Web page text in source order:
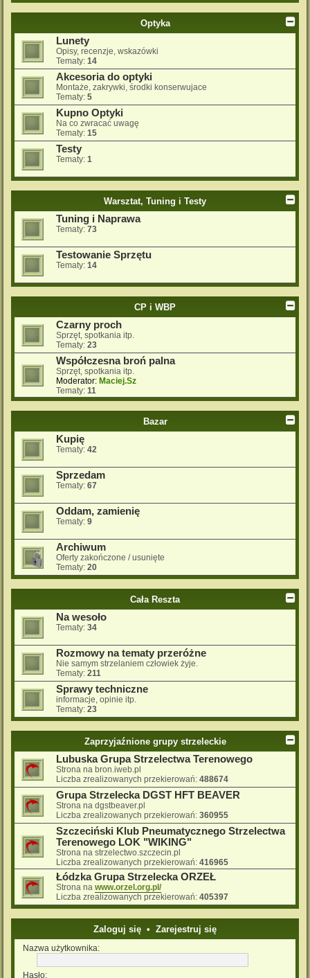
Optyka
Lunety
Opisy, recenzje, wskazówki
Tematy: 14
Akcesoria do optyki
Montaże, zakrywki, środki konserwujace
Tematy: 5
Kupno Optyki
Na co zwracać uwagę
Tematy: 15
Testy
Tematy: 1
Warsztat, Tuning i Testy
Tuning i Naprawa
Tematy: 73
Testowanie Sprzętu
Tematy: 14
CP i WBP
Czarny proch
Sprzęt, spotkania itp.
Tematy: 23
Współczesna broń palna
Sprzęt, spotkania itp.
Moderator: Maciej.Sz
Tematy: 11
Bazar
Kupię
Tematy: 42
Sprzedam
Tematy: 67
Oddam, zamienię
Tematy: 9
Archiwum
Oferty zakończone / usunięte
Tematy: 20
Cała Reszta
Na wesoło
Tematy: 34
Rozmowy na tematy przeróżne
Nie samym strzelaniem człowiek żyje.
Tematy: 211
Sprawy techniczne
informacje, opinie itp.
Tematy: 23
Zaprzyjaźnione grupy strzeleckie
Lubuska Grupa Strzelectwa Terenowego
Strona na bron.iweb.pl
Liczba zrealizowanych przekierowań: 488674
Grupa Strzelecka DGST HFT BEAVER
Strona na dgstbeaver.pl
Liczba zrealizowanych przekierowań: 360955
Szczeciński Klub Pneumatycznego Strzelectwa
Terenowego LOK "WIKING"
Strona na strzelectwo.szczecin.pl
Liczba zrealizowanych przekierowań: 416965
Łódzka Grupa Strzelecka ORZEŁ
Strona na www.orzel.org.pl/
Liczba zrealizowanych przekierowań: 405397
Zaloguj się • Zarejestruj się
Nazwa użytkownika:
Hasło: